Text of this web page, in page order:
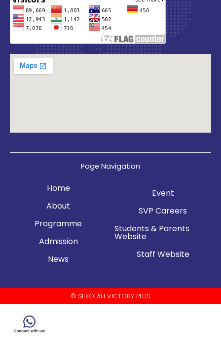
Page Navigation
Home
About
Programme
Admission
News
Event
SVP Careers
Students & Parents
Website
Staff Website
© SEKOLAH VICTORY PLUS